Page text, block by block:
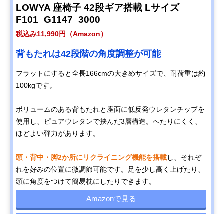
LOWYA 座椅子 42段ギア搭載 Lサイズ
F101_G1147_3000
税込み11,990円（Amazon）
背もたれは42段階の角度調整が可能
フラットにすると全長166cmの大きめサイズで、耐荷重は約
100kgです。
ボリュームのある背もたれと座面に低反発ウレタンチップを
使用し、ピュアウレタンで挟んだ3層構造。へたりにくく、
ほどよい弾力があります。
頭・背中・脚2か所にリクライニング機能を搭載し、それぞ
れを好みの位置に微調節可能です。足を少し高く上げたり、
頭に角度をつけて簡易枕にしたりできます。
Amazonで見る